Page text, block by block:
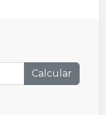
Calcular